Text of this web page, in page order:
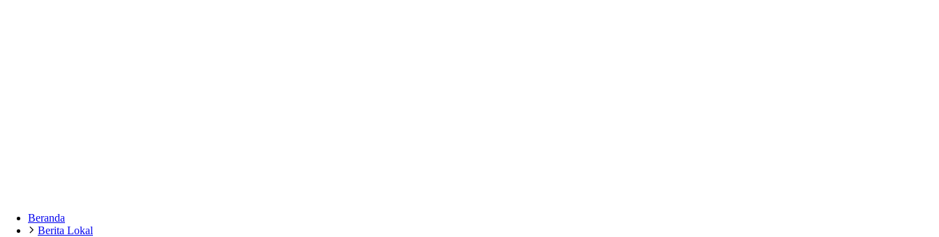
Beranda
Berita Lokal